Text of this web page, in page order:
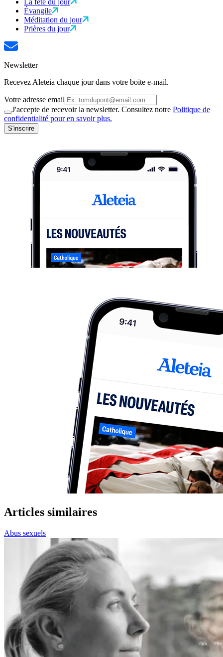
La fête du jour
Évangile
Méditation du jour
Prières du jour
Newsletter
Recevez Aleteia chaque jour dans votre boite e-mail.
Votre adresse email
J'accepte de recevoir la newsletter. Consultez notre Politique de
confidentialité pour en savoir plus.
S'inscrire
Articles similaires
Abus sexuels